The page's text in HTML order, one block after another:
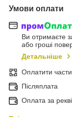
Умови оплати
Ви отримаєте
або гроші
Детальніше
Оплатити
Післяплата
Оплата за